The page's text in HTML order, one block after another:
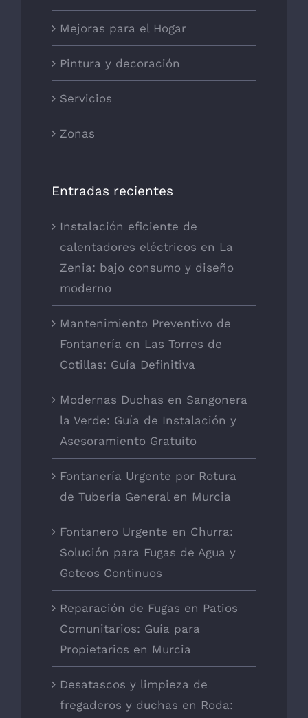
Mejoras para el Hogar
Pintura y decoración
Servicios
Zonas
Entradas recientes
Instalación eficiente de
calentadores eléctricos en La
Zenia: bajo consumo y diseño
moderno
Mantenimiento Preventivo de
Fontanería en Las Torres de
Cotillas: Guía Definitiva
Modernas Duchas en Sangonera
la Verde: Guía de Instalación y
Asesoramiento Gratuito
Fontanería Urgente por Rotura
de Tubería General en Murcia
Fontanero Urgente en Churra:
Solución para Fugas de Agua y
Goteos Continuos
Reparación de Fugas en Patios
Comunitarios: Guía para
Propietarios en Murcia
Desatascos y limpieza de
fregaderos y duchas en Roda: